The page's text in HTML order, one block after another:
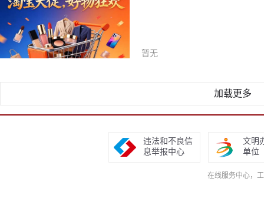
暂无
加载更多
违法和不良信
息举报中心
文明
单位
在线服务中心，